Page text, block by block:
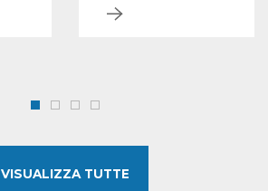
VISUALIZZA TUTTE